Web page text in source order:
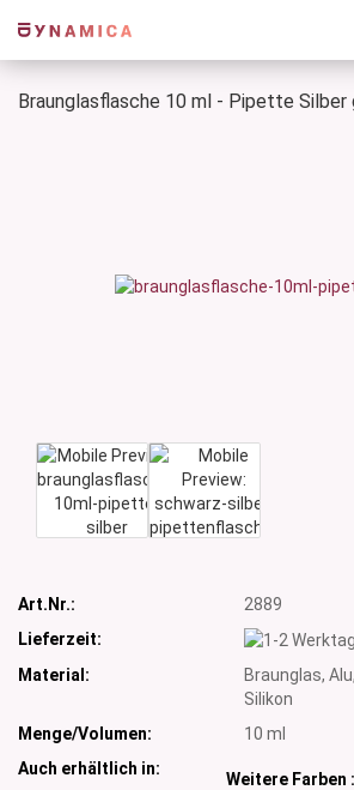
Braunglasflasche 10 ml - Pipette Silber
Art.Nr.:
2889
Lieferzeit:
Material:
Braunglas,
Silikon
Menge/Volumen:
10 ml
Auch erhältlich in:
Weitere Farben :